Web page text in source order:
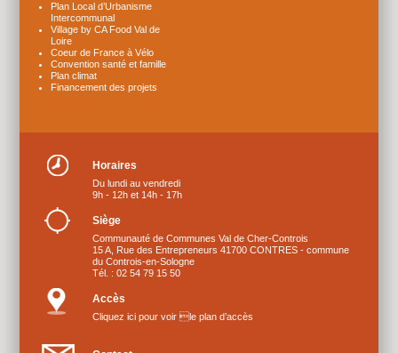
Plan Local d’Urbanisme
Intercommunal
Village by CA Food Val de
Loire
Coeur de France à Vélo
Convention santé et famille
Plan climat
Financement des projets
Horaires
Du lundi au vendredi
9h - 12h et 14h - 17h
Siège
Communauté de Communes Val de Cher-Controis
15 A, Rue des Entrepreneurs 41700 CONTRES - commune
du Controis-en-Sologne
Tél. : 02 54 79 15 50
Accès
Cliquez ici pour voir le plan d’accès